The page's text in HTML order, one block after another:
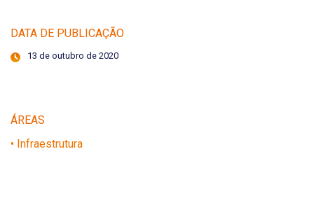
DATA DE PUBLICAÇÃO
13 de outubro de 2020
ÁREAS
• Infraestrutura